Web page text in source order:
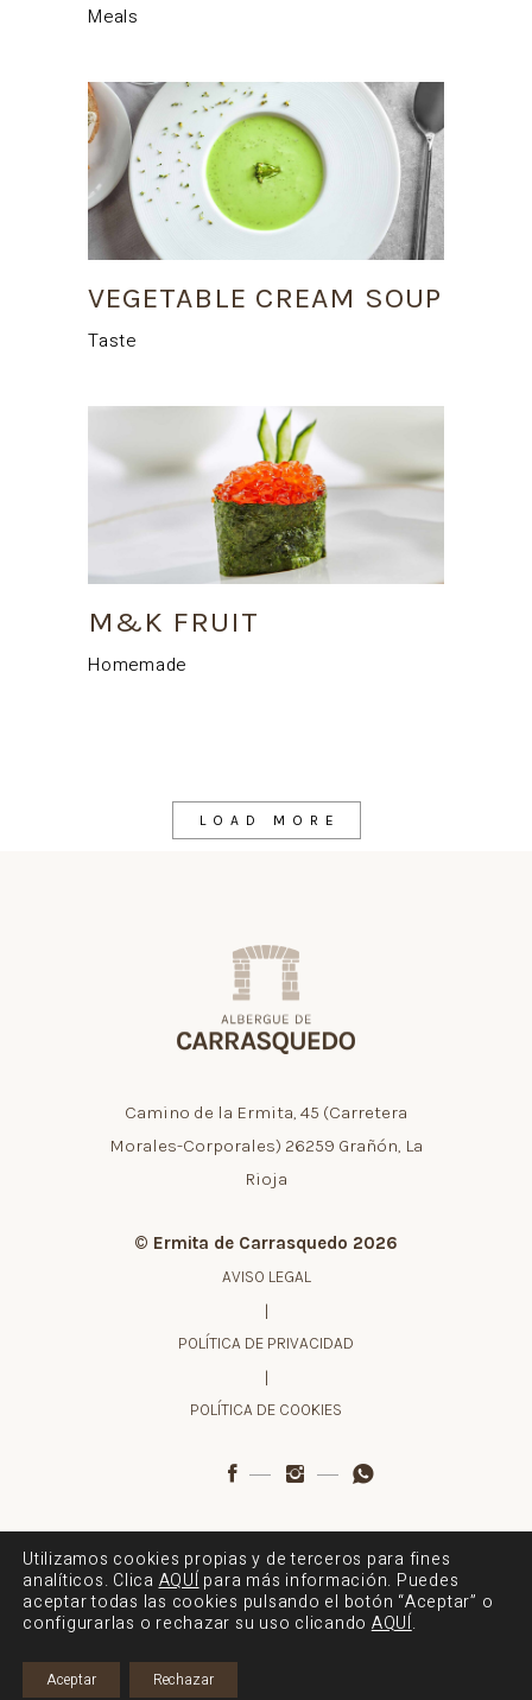
Meals
VEGETABLE CREAM SOUP
Taste
M&K FRUIT
Homemade
LOAD MORE
Camino de la Ermita, 45 (Carretera
Morales-Corporales) 26259 Grañón, La
Rioja
© Ermita de Carrasquedo 2026
AVISO LEGAL
|
POLÍTICA DE PRIVACIDAD
|
POLÍTICA DE COOKIES
Proyecto financiado por:
Utilizamos cookies propias y de terceros para fines
analíticos. Clica AQUÍ para más información. Puedes
aceptar todas las cookies pulsando el botón “Aceptar” o
configurarlas o rechazar su uso clicando AQUÍ.
Aceptar Rechazar